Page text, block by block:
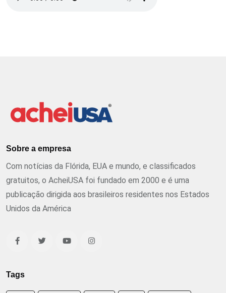
Sobre a empresa
Com notícias da Flórida, EUA e mundo, e classificados
gratuitos, o AcheiUSA foi fundado em 2000 e é uma
publicação dirigida aos brasileiros residentes nos Estados
Unidos da América
Tags